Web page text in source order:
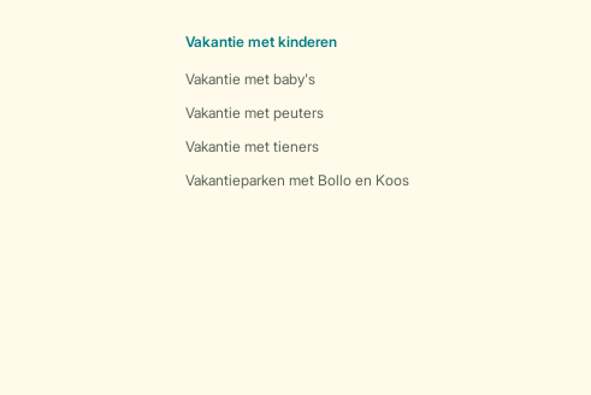
Vakantie met kinderen
Vakantie met baby's
Vakantie met peuters
Vakantie met tieners
Vakantieparken met Bollo en Koos